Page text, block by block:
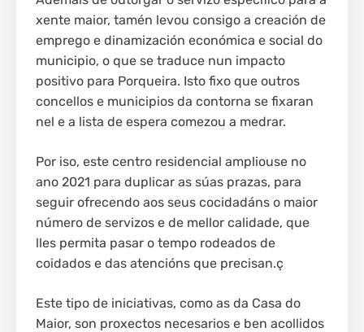
xente maior, tamén levou consigo a creación de
emprego e dinamización económica e social do
municipio, o que se traduce nun impacto
positivo para Porqueira. Isto fixo que outros
concellos e municipios da contorna se fixaran
nel e a lista de espera comezou a medrar.
Por iso, este centro residencial ampliouse no
ano 2021 para duplicar as súas prazas, para
seguir ofrecendo aos seus cocidadáns o maior
número de servizos e de mellor calidade, que
lles permita pasar o tempo rodeados de
coidados e das atencións que precisan.ç
Este tipo de iniciativas, como as da Casa do
Maior, son proxectos necesarios e ben acollidos